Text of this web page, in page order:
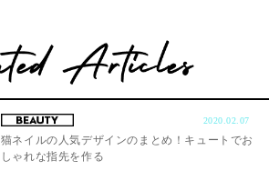
2020.02.07
猫ネイルの人気デザインのまとめ！キュートでお
しゃれな指先を作る